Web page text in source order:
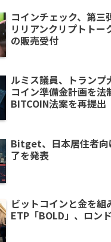
コインチェック、第三
リリアンクリプトトー
の販売受付
ルミス議員、トランプ
コイン準備金計画を法
BITCOIN法案を再提出
Bitget、日本居住者向
了を発表
ビットコインと金を組
ETP「BOLD」、ロン